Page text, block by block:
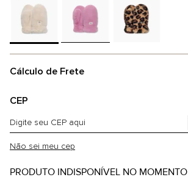
Cálculo de Frete
CEP
Não sei meu cep
PRODUTO INDISPONÍVEL NO MOMENTO